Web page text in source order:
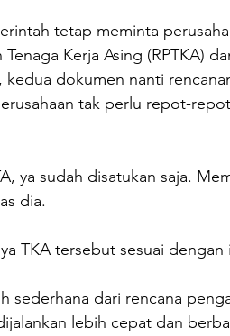
tetap meminta
Kerja Asing (RPTKA)
kedua dokumen nanti
tak perlu repot-
ya sudah disatukan saja.
dia.
TKA tersebut sesuai
sederhana dari rencana
lebih cepat dan